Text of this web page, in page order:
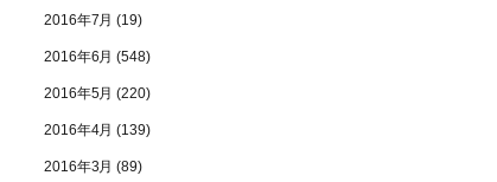
2016年7月 (19)
2016年6月 (548)
2016年5月 (220)
2016年4月 (139)
2016年3月 (89)